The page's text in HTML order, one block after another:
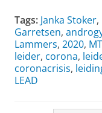
Tags: Janka Stoker,
Garretsen,
Lammers, 2020, MT
leider, corona,
coronacrisis,
LEAD